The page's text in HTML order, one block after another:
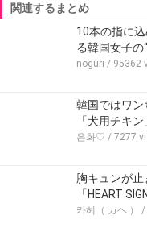
関連するまとめ
10本の指に
る韓国女子
noguri / 95362
韓国ではワ
「犬用チキ
은화♡ / 7277
胸キュンが
「HEART
카헤（ カヘ ） /